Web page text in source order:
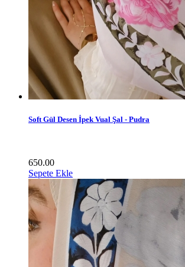
Soft Gül Desen İpek Vual Şal - Pudra
650.00
Sepete Ekle